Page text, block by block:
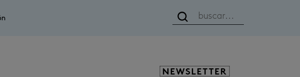
de usuario
Newsletter